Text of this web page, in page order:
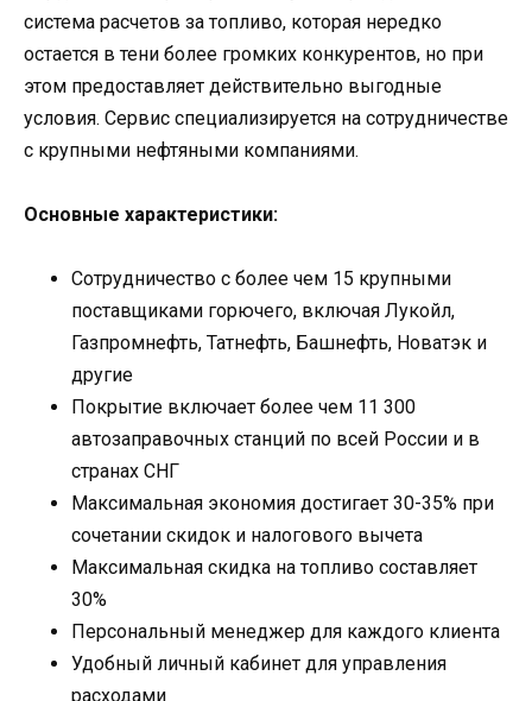
система расчетов за топливо, которая нередко
остается в тени более громких конкурентов, но при
этом предоставляет действительно выгодные
условия. Сервис специализируется на сотрудничестве
с крупными нефтяными компаниями.
Основные характеристики:
Сотрудничество с более чем 15 крупными
поставщиками горючего, включая Лукойл,
Газпромнефть, Татнефть, Башнефть, Новатэк и
другие
Покрытие включает более чем 11 300
автозаправочных станций по всей России и в
странах СНГ
Максимальная экономия достигает 30-35% при
сочетании скидок и налогового вычета
Максимальная скидка на топливо составляет
30%
Персональный менеджер для каждого клиента
Удобный личный кабинет для управления
расходами